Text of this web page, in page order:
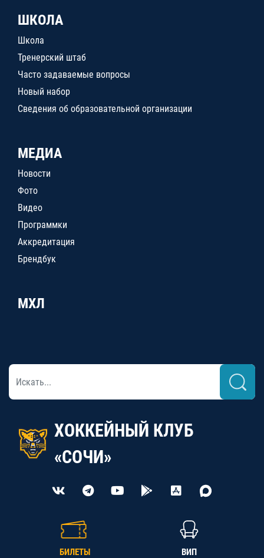
ШКОЛА
Школа
Тренерский штаб
Часто задаваемые вопросы
Новый набор
Сведения об образовательной организации
МЕДИА
Новости
Фото
Видео
Программки
Аккредитация
Брендбук
МХЛ
ХОККЕЙНЫЙ КЛУБ
«СОЧИ»
БИЛЕТЫ ВИП